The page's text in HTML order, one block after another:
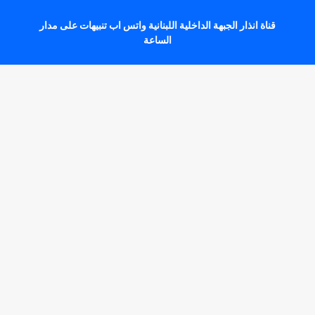
قناة انذار الجبهة الداخلية اللبنانية واتس اب تنبيهات على مدار
الساعة